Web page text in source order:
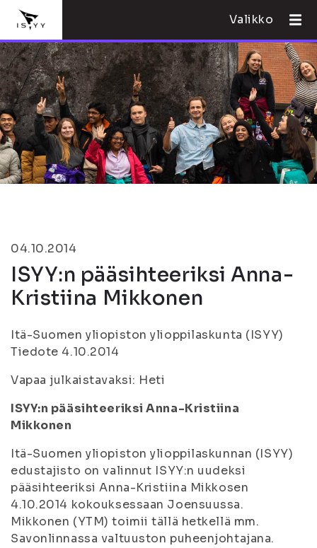
Valikko
04.10.2014
ISYY:n pääsihteeriksi Anna-
Kristiina Mikkonen
Itä-Suomen yliopiston ylioppilaskunta (ISYY)
Tiedote 4.10.2014
Vapaa julkaistavaksi: Heti
ISYY:n pääsihteeriksi Anna-Kristiina
Mikkonen
Itä-Suomen yliopiston ylioppilaskunnan (ISYY)
edustajisto on valinnut ISYY:n uudeksi
pääsihteeriksi Anna-Kristiina Mikkosen
4.10.2014 kokouksessaan Joensuussa.
Mikkonen (YTM) toimii tällä hetkellä mm.
Savonlinnassa valtuuston puheenjohtajana.